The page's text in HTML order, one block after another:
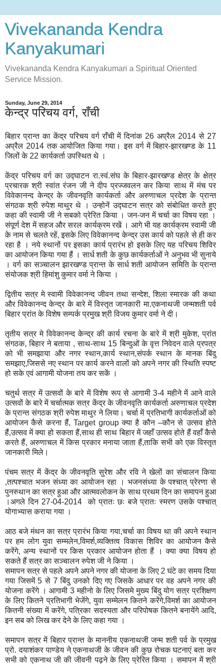
Vivekananda Kendra
Kanyakumari
Vivekananda Kendra Kanyakumari a Spiritual Oriented
Service Mission.
Sunday, June 29, 2014
केन्द्र परिचय वर्ग, राँची
बिहार प्रान्त का केंद्र परिचय वर्ग राँची में दिनांक 26 अप्रैल 2014 से 27
अप्रैल 2014 तक आयोजित किया गया। इस वर्ग में बिहार-झारखण्ड के 11
जिलों के 22 कार्यकर्ता उपस्थित थे ।
केंद्र परिचय वर्ग का उद्घाटन रा.स्वं.संघ के बिहार-झारखण्ड क्षेत्र के क्षेत्र
प्रचारक श्री स्वांत रंजन जी ने दीप प्रज्जवलन कर किया साथ में मंच पर
विवेकानन्द केन्द्र के जीवनवृति कार्यकर्ता और अरुणाचल प्रदेश के प्रान्त
संगठक श्री रुपेश माथुर थे । उन्होनें उद्घाटन सत्र को संबोधित करते हुए
कहा की स्वामी जी ने सबको प्रेरित किया । जन-जन में चर्चा का विषय रहा ।
संपूर्ण देश में सहज और सरल कार्यक्रम रखें । आगे भी यह कार्यक्रम स्वामी जी
के नाम से चलते रहें, इसके लिए विवेकानन्द केन्द्र उस कार्य को पहले से ही कर
रहा है । नये स्थानों पर इसका कार्य प्रारंभ हो इसके लिए यह परिचय शिविर
का आयोजन किया गया हैं । सार्ध शती के कुछ कार्यकर्ताओं ने अनुभव भी सुनाये
। वर्ग का सञ्चालन झारखण्ड प्रान्त के सार्ध शती आयोजन समिति के प्रान्त
संयोजक श्री हिमांशु कुमार वर्मा ने किया ।
द्वितीय सत्र मे स्वामी विवेकानन्द जीवन तथा सन्देश, शिला स्मारक की कथा
और विवेकानन्द केन्द्र के बारे में विस्तृत जानकारी मा.एकनाथजी जन्मशती पर्व
बिहार प्रांत के विशेष सम्पर्क प्रमुख श्री विजय कुमार वर्मा ने दी।
तृतीय सत्र मे विवेकानन्द केन्द्र की कार्य रचना के बारे में श्री मुकेश, प्रांत
संगठक, बिहार ने बताया , साथ-साथ 15 बिन्दुओं के वृत्त निवेदन वाले प्रपत्र
को भी समझाया और नगर स्थान,कार्य स्थान,संपर्क स्थान के मानक बिंदु
समझाए,जिससे नए स्थान पर कार्य करने वालों को अपने नगर की स्थिति स्पष्ट
हो सके एवं आगामी योजना तय कर सकें ।
चतुर्थ सत्र में उत्सवों के बारे में विशेष रूप से आगामी 3-4 महीने में आने वाले
उत्सवों के बारे में चर्चात्मक सत्र केंद्र के जीवनवृति कार्यकर्ता अरुणाचल प्रदेश
के प्रान्त संगठक श्री रुपेश माथुर ने लिया। चर्चा में प्रतिभागी कार्यकर्ताओं को
आयोजन कैसे करना हैं, Target group क्या है कौन –कौन से उत्सव होते
हैं,उत्सव में क्या हो सकता हैं,साथ ही साथ बिहार में जहाँ उत्सव होते हैं वहाँ कैसे
करते हैं, अरुणाचल में किस प्रकार मनाया जाता हैं,ताकि सभी को एक विस्तृत
जानकारी मिले।
पंचम सत्र में केंद्र के जीवनवृति सुरेश और रवि ने खेलों का संचालन किया
,तत्पश्चात भजन संध्या का आयोजन रहा । भजनसंध्या के पश्चात् प्रेरणा से
पुनरुथान का सत्र हुआ और आत्मवलोकन के साथ प्रथम दिन का समापन हुआ
।अगले दिन 27-04-2014 को प्रातः छः बजे प्रातः स्मरण उसके पश्चात्
योगाभ्यास कराया गया ।
आठ बजे मंथन का सत्र प्रारंभ किया गया,चर्चा का विषय था की अपने स्थान
पर हम लोग युवा सम्मलेन,विमर्श,व्यक्तित्व विकास शिविर का आयोजन कैसे
करेंगे, अन्य स्थानों पर किस प्रकार आयोजन होता हैं । क्या क्या विषय हो
सकते हैं सत्र का सञ्चालन रुपेश जी ने किया ।
समापन सत्र से पहले अपने अपने नगर की योजना के लिए 2 घंटे का समय दिया
गया जिसमें 5 से 7 बिंदु उनको दिए गए जिसके आधार पर वह अपने नगर की
योजना करेंगे । आगामी 3 महीनो के लिए जिसमे मुख्य बिंदु योग सत्र प्रशिक्षण
के लिए कितने प्रतिभागी भेजेंगे, युवा सम्मेलन कितने करेंगे,विमर्श का आयोजन
कितनी संख्या में करेंगे, पत्रिका सदस्यता और परिपोषक कितने बनायेंगे आदि,
इन सब को लिख कर देने के लिए कहा गया ।
समापन सत्र में बिहार प्रान्त के माननीय एकनाथजी जन्म शती पर्व के प्रमुख
प्रो. दयाशंकर पाण्डेय ने एकनाथजी के जीवन की कुछ रोचक घटनाएं बता कर
सभी को एकनाथ जी की जीवनी पढ़ने के लिए प्रेरित किया । समापन में श्री